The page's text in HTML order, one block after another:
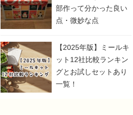
部作って分かった良い
点・微妙な点
【2025年版】ミールキ
ット12社比較ランキン
グとお試しセットあり
一覧！